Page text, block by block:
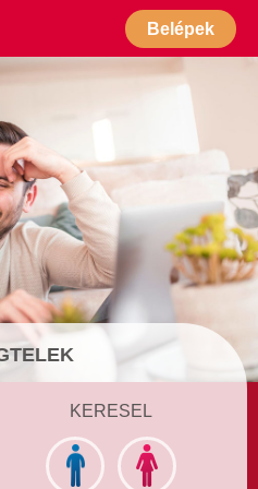
Belépek
KERESEL